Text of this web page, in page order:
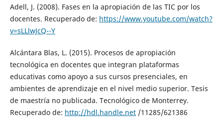
Adell, J. (2008). Fases en la apropiación de las TIC por los
docentes. Recuperado de: https://www.youtube.com/watch?
v=sLLlwJcQ--Y
Alcántara Blas, L. (2015). Procesos de apropiación
tecnológica en docentes que integran plataformas
educativas como apoyo a sus cursos presenciales, en
ambientes de aprendizaje en el nivel medio superior. Tesis
de maestría no publicada. Tecnológico de Monterrey.
Recuperado de: http://hdl.handle.net/11285/621386